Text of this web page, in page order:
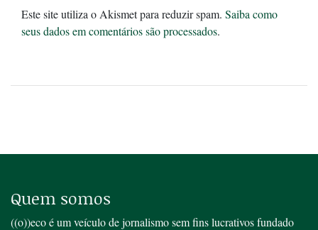
Este site utiliza o Akismet para reduzir spam. Saiba como
seus dados em comentários são processados.
Quem somos
((o))eco é um veículo de jornalismo sem fins lucrativos fundado